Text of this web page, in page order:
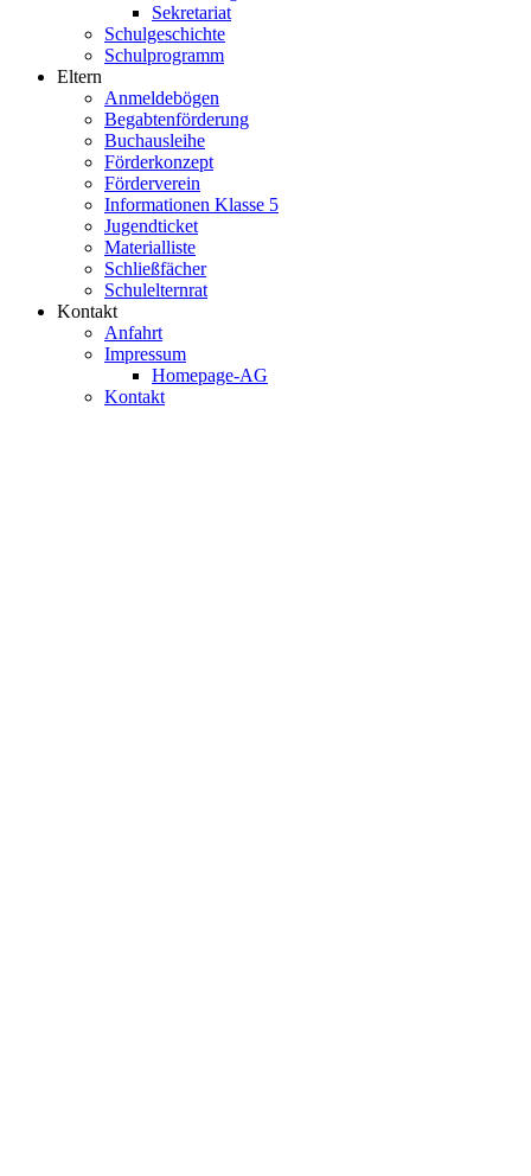
Sekretariat
Schulgeschichte
Schulprogramm
Eltern
Anmeldebögen
Begabtenförderung
Buchausleihe
Förderkonzept
Förderverein
Informationen Klasse 5
Jugendticket
Materialliste
Schließfächer
Schulelternrat
Kontakt
Anfahrt
Impressum
Homepage-AG
Kontakt